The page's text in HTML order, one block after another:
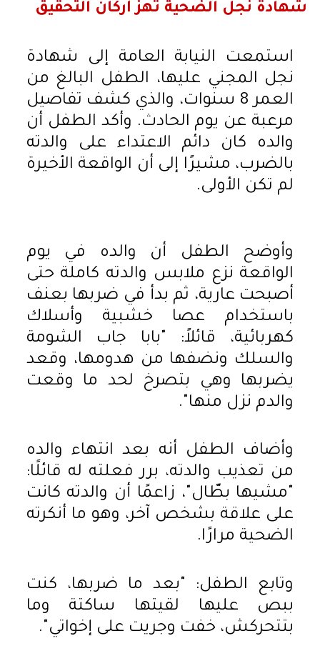
شهادة نجل الضحية تهز أركان التحقيق
استمعت النيابة العامة إلى شهادة
نجل المجني عليها، الطفل البالغ من
العمر 8 سنوات، والذي كشف تفاصيل
مرعبة عن يوم الحادث. وأكد الطفل أن
والده كان دائم الاعتداء على والدته
بالضرب، مشيرًا إلى أن الواقعة الأخيرة
لم تكن الأولى.
وأوضح الطفل أن والده في يوم
الواقعة نزع ملابس والدته كاملة حتى
أصبحت عارية، ثم بدأ في ضربها بعنف
باستخدام عصا خشبية وأسلاك
كهربائية، قائلاً: "بابا جاب الشومة
والسلك ونضفها من هدومها، وقعد
يضربها وهي بتصرخ لحد ما وقعت
والدم نزل منها".
وأضاف الطفل أنه بعد انتهاء والده
من تعذيب والدته، برر فعلته له قائلًا:
"مشيها بطّال"، زاعمًا أن والدته كانت
على علاقة بشخص آخر، وهو ما أنكرته
الضحية مرارًا.
وتابع الطفل: "بعد ما ضربها، كنت
ببص عليها لقيتها ساكتة وما
بتتحركش، خفت وجريت على إخواتي".